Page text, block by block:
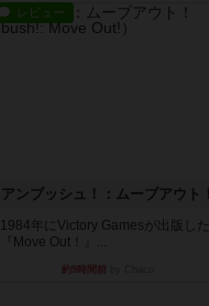
レビュー
アンブッシュ！：ムーブアウト！
1984年にVictory Gamesが出版した
『Move Out！』...
約9時間前